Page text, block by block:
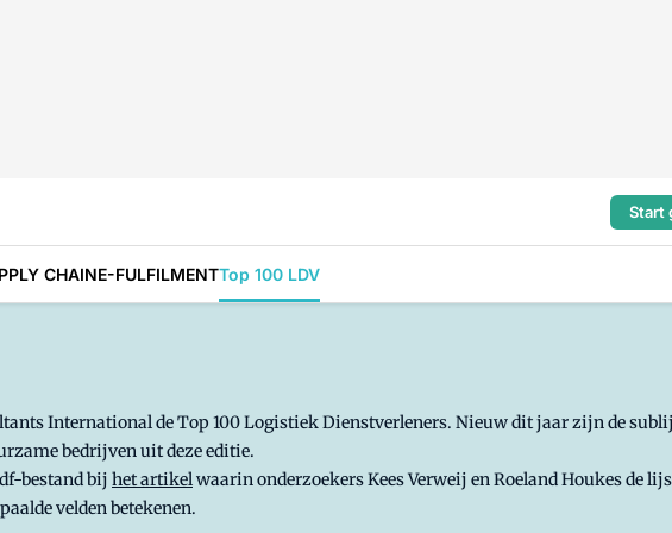
Start
CHAINE-FULFILMENTTop 100 LDV
International de Top 100 Logistiek Dienstverleners. Nieuw dit jaar zijn de
bedrijven uit deze editie.
bestand bij het artikelwaarin onderzoekers Kees Verweij en Roeland Houkes de
velden betekenen.